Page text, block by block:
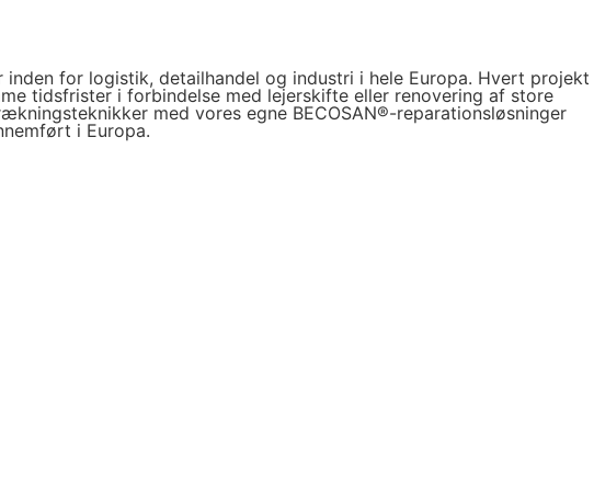
for logistik, detailhandel og industri i hele Europa. Hvert projekt
tidsfrister i forbindelse med lejerskifte eller renovering af store
med vores egne BECOSAN®-reparationsløsninger
i Europa.